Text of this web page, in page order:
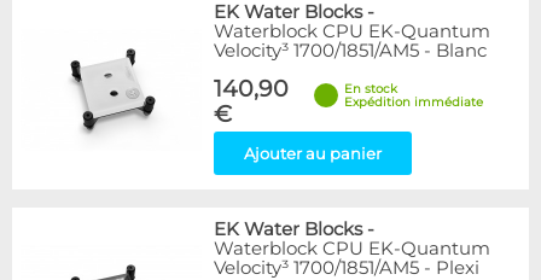
EK Water Blocks-
Waterblock CPU EK-Quantum
Velocity³ 1700/1851/AM5 - Blanc
140,90
€
En stock
Expédition immédiate
Ajouter au panier
EK Water Blocks-
Waterblock CPU EK-Quantum
Velocity³ 1700/1851/AM5 - Plexi